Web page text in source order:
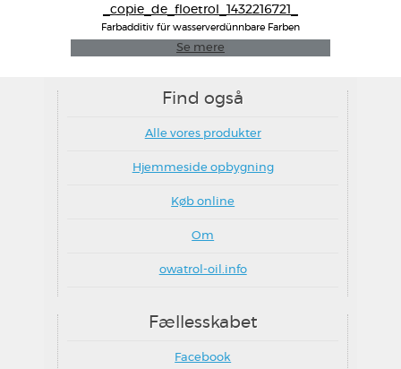
_copie_de_floetrol_1432216721_
Farbadditiv für wasserverdünnbare Farben
Se mere
Find også
Alle vores produkter
Hjemmeside opbygning
Køb online
Om
owatrol-oil.info
Fællesskabet
Facebook